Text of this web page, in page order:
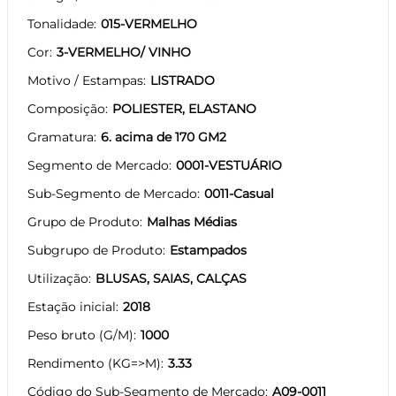
Tonalidade 015-VERMELHO
Cor 3-VERMELHO/ VINHO
Motivo / Estampas LISTRADO
Composição POLIESTER, ELASTANO
Gramatura 6. acima de 170 GM2
Segmento de Mercado 0001-VESTUÁRIO
Sub-Segmento de Mercado 0011-Casual
Grupo de Produto Malhas Médias
Subgrupo de Produto Estampados
Utilização BLUSAS, SAIAS, CALÇAS
Estação inicial 2018
Peso bruto (G/M) 1000
Rendimento (KG=>M) 3.33
Código do Sub-Segmento de Mercado A09-0011